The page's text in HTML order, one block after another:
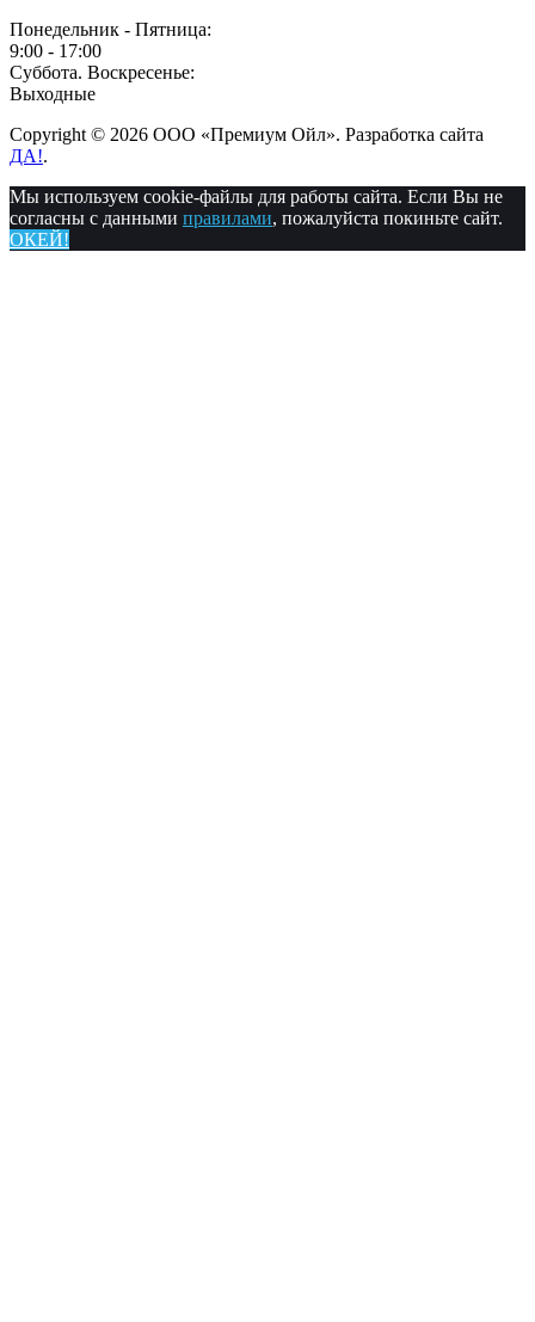
Понедельник - Пятница:
9:00 - 17:00
Суббота. Воскресенье:
Выходные
Copyright © 2026 ООО «Премиум Ойл». Разработка сайта
ДА!.
Мы используем cookie-файлы для работы сайта. Если Вы не
согласны с данными правилами, пожалуйста покиньте сайт.
ОКЕЙ!